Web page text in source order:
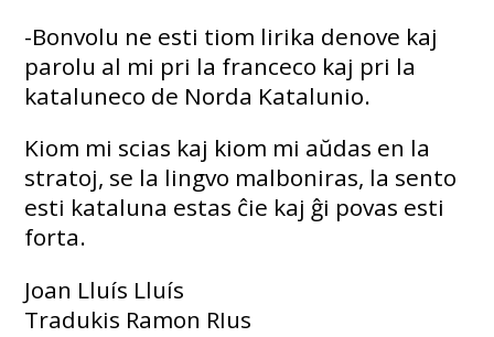
-Bonvolu ne esti tiom lirika denove kaj
parolu al mi pri la franceco kaj pri la
kataluneco de Norda Katalunio.
Kiom mi scias kaj kiom mi aŭdas en la
stratoj, se la lingvo malboniras, la sento
esti kataluna estas ĉie kaj ĝi povas esti
forta.
Joan Lluís Lluís
Tradukis Ramon RIus